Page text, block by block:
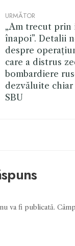
URMĂTOR
„Am trecut prin
înapoi”. Detalii
despre
care a distrus
bombardiere
dezvăluite chiar
SBU
va fi publicată.